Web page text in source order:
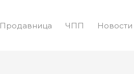
Продавница ЧПП Новости